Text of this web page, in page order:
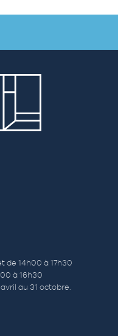
de 14h00 à 17h30
à 16h30
au 31 octobre.